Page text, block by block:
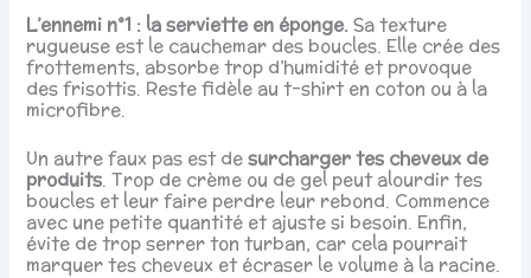
L’ennemi n°1 : la serviette en éponge. Sa texture
rugueuse est le cauchemar des boucles. Elle crée des
frottements, absorbe trop d’humidité et provoque
des frisottis. Reste fidèle au t-shirt en coton ou à la
microfibre.
Un autre faux pas est desurcharger tes cheveux de
produits. Trop de crème ou de gel peut alourdir tes
boucles et leur faire perdre leur rebond. Commence
avec une petite quantité et ajuste si besoin. Enfin,
évite de trop serrer ton turban, car cela pourrait
marquer tes cheveux et écraser le volume à la racine.